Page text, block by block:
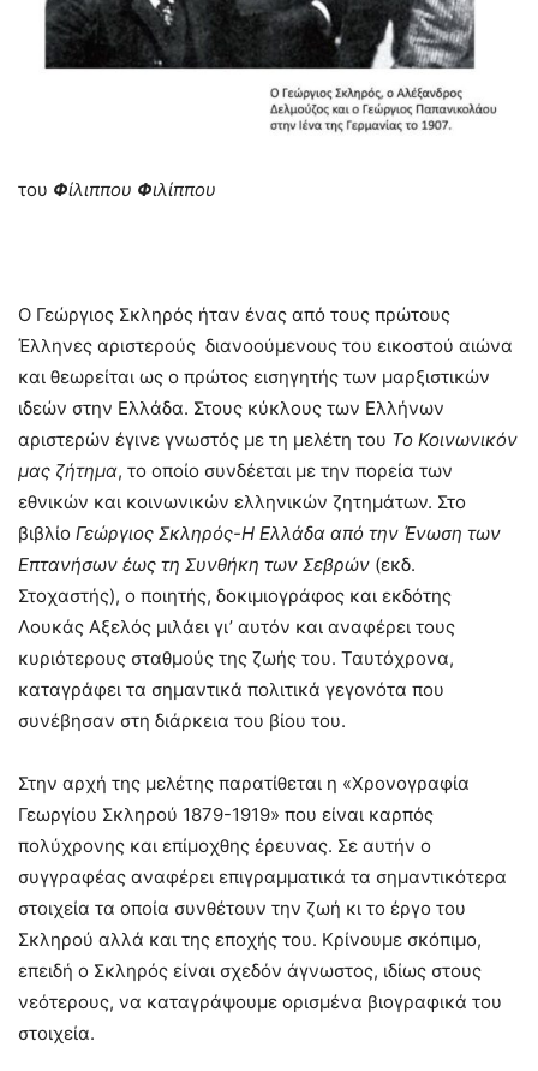
του Φίλιππου Φιλίππου
Ο Γεώργιος Σκληρός ήταν ένας από τους πρώτους
Έλληνες αριστερούς διανοούμενους του εικοστού αιώνα
και θεωρείται ως ο πρώτος εισηγητής των μαρξιστικών
ιδεών στην Ελλάδα. Στους κύκλους των Ελλήνων
αριστερών έγινε γνωστός με τη μελέτη του Το Κοινωνικόν
μας ζήτημα, το οποίο συνδέεται με την πορεία των
εθνικών και κοινωνικών ελληνικών ζητημάτων. Στο
βιβλίο Γεώργιος Σκληρός-Η Ελλάδα από την Ένωση των
Επτανήσων έως τη Συνθήκη των Σεβρών (εκδ.
Στοχαστής), ο ποιητής, δοκιμιογράφος και εκδότης
Λουκάς Αξελός μιλάει γι’ αυτόν και αναφέρει τους
κυριότερους σταθμούς της ζωής του. Ταυτόχρονα,
καταγράφει τα σημαντικά πολιτικά γεγονότα που
συνέβησαν στη διάρκεια του βίου του.
Στην αρχή της μελέτης παρατίθεται η «Χρονογραφία
Γεωργίου Σκληρού 1879-1919» που είναι καρπός
πολύχρονης και επίμοχθης έρευνας. Σε αυτήν ο
συγγραφέας αναφέρει επιγραμματικά τα σημαντικότερα
στοιχεία τα οποία συνθέτουν την ζωή κι το έργο του
Σκληρού αλλά και της εποχής του. Κρίνουμε σκόπιμο,
επειδή ο Σκληρός είναι σχεδόν άγνωστος, ιδίως στους
νεότερους, να καταγράψουμε ορισμένα βιογραφικά του
στοιχεία.